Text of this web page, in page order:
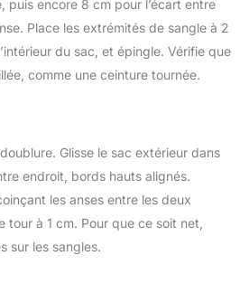
puis encore 8 cm pour l’écart entre
Place les extrémités de sangle à 2
du sac, et épingle. Vérifie que
comme une ceinture tournée.
Glisse le sac extérieur dans
endroit, bords hauts alignés.
les anses entre les deux
tour à 1 cm. Pour que ce soit net,
sur les sangles.